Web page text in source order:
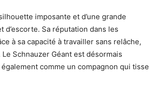
imposante et d’une grande
d’escorte. Sa réputation dans les
à sa capacité à travailler sans relâche,
Schnauzer Géant est désormais
comme un compagnon qui tisse